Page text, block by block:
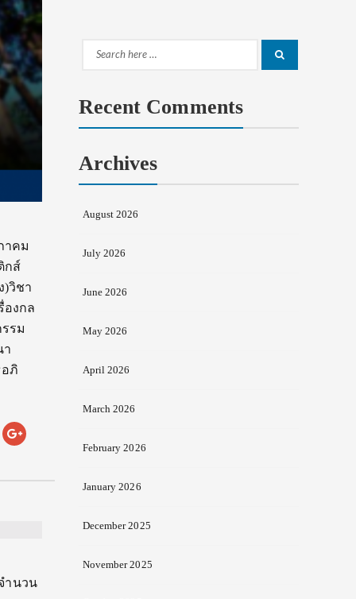
าคม
กส์
)วิชา
องกล
รม
า
ภิ
ำนวน
Search
Recent Comments
Archives
August 2026
July 2026
June 2026
May 2026
April 2026
March 2026
February 2026
January 2026
December 2025
November 2025